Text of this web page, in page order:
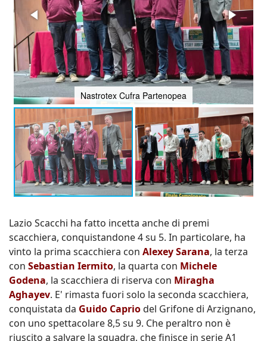
Nastrotex Cufra Partenopea
Lazio Scacchi ha fatto incetta anche di premi
scacchiera, conquistandone 4 su 5. In particolare, ha
vinto la prima scacchiera con Alexey Sarana, la terza
con Sebastian Iermito, la quarta con Michele
Godena, la scacchiera di riserva con Miragha
Aghayev. E' rimasta fuori solo la seconda scacchiera,
conquistata da Guido Capriodel Grifone di Arzignano,
con uno spettacolare 8,5 su 9. Che peraltro non è
riuscito a salvare la squadra, che finisce in serie A1